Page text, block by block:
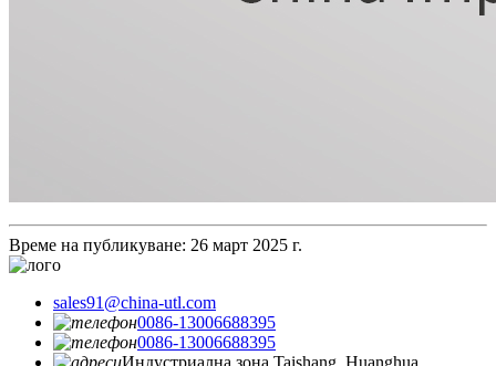
Време на публикуване: 26 март 2025 г.
sales91@china-utl.com
0086-13006688395
0086-13006688395
Индустриална зона Taishang, Huanghua,